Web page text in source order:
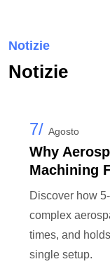
Notizie
Notizie
7/ Agosto
Why
Machining
Discover how
complex
times, and
single setup.